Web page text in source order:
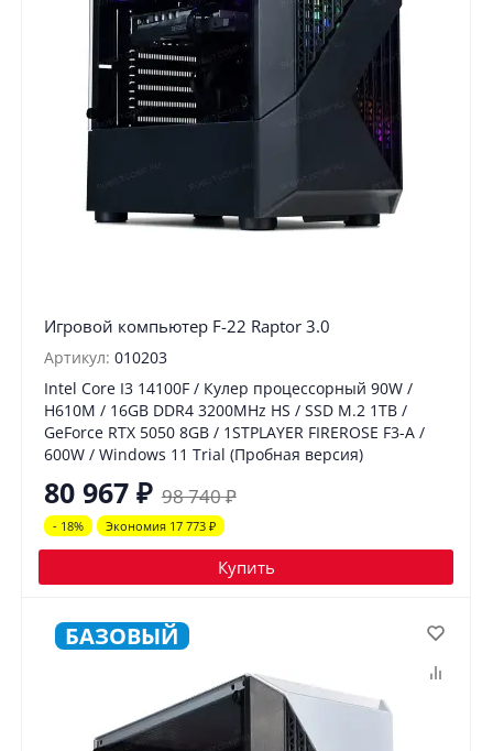
Игровой компьютер F-22 Raptor 3.0
Артикул: 010203
Intel Core I3 14100F / Кулер процессорный 90W /
H610M / 16GB DDR4 3200MHz HS / SSD M.2 1TB /
GeForce RTX 5050 8GB / 1STPLAYER FIREROSE F3-A /
600W / Windows 11 Trial (Пробная версия)
80 967 ₽ 98 740₽
- 18% Экономия 17 773 ₽
Купить
БАЗОВЫЙ